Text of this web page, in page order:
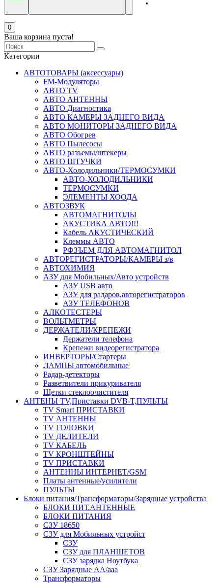
0
Ваша корзина пуста!
Категории
АВТОТОВАРЫ (аксессуары)
FM-Модуляторы
АВТО TV
АВТО АНТЕННЫ
АВТО Диагностика
АВТО КАМЕРЫ ЗАДНЕГО ВИДА
АВТО МОНИТОРЫ ЗАДНЕГО ВИДА
АВТО Обогрев
АВТО Пылесосы
АВТО разъемы/штекеры
АВТО ШТУЧКИ
АВТО-Холодильники/ТЕРМОСУМКИ
АВТО-ХОЛОДИЛЬНИКИ
ТЕРМОСУМКИ
ЭЛЕМЕНТЫ ХООДА
АВТОЗВУК
АВТОМАГНИТОЛЫ
АКУСТИКА АВТО!!!
Кабель АКУСТИЧЕСКИЙ
Клеммы АВТО
РФЗЪЕМ ДЛЯ АВТОМАГНИТОЛ
АВТОРЕГИСТРАТОРЫ/КАМЕРЫ з/в
АВТОХИМИЯ
АЗУ для Мобильных/Авто устройств
АЗУ USB авто
АЗУ для радаров,авторегистраторов
АЗУ ТЕЛЕФОНОВ
АЛКОТЕСТЕРЫ
ВОЛЬТМЕТРЫ
ДЕРЖАТЕЛИ/КРЕПЕЖИ
Держатели телефона
Крепежи видеорегистратора
ИНВЕРТОРЫ/Стартеры
ЛАМПЫ автомобильные
Радар-детекторы
Разветвители прикуривателя
Щетки стеклоочистителя
АНТЕНЫ ТV,Приставки DVB-T,ПУЛЬТЫ
TV Smart ПРИСТАВКИ
TV АНТЕННЫ
TV ГОЛОВКИ
TV ДЕЛИТЕЛИ
TV КАБЕЛЬ
TV КРОНШТЕЙНЫ
TV ПРИСТАВКИ
АНТЕННЫ ИНТЕРНЕТ/GSM
Платы антенные/усилители
ПУЛЬТЫ
Блоки питания/Трансформаторы/Зарядные устройства
БЛОКИ ПИТ.АНТЕННЫЕ
БЛОКИ ПИТАНИЯ
СЗУ 18650
СЗУ для Мобильных устройст
СЗУ
СЗУ для ПЛАНШЕТОВ
СЗУ зарядка Ноутбука
СЗУ Зарядные АА/ааа
Трансформаторы